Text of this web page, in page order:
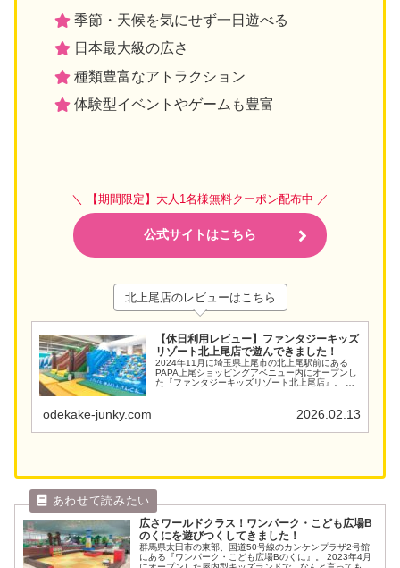
季節・天候を気にせず一日遊べる
日本最大級の広さ
種類豊富なアトラクション
体験型イベントやゲームも豊富
＼ 【期間限定】大人1名様無料クーポン配布中 ／
公式サイトはこちら
北上尾店のレビューはこちら
【休日利用レビュー】ファンタジーキッズ
リゾート北上尾店で遊んできました！
2024年11月に埼玉県上尾市の北上尾駅前にある
PAPA上尾ショッピングアベニュー内にオープンし
た『ファンタジーキッズリゾート北上尾店』。 全
odekake-junky.com 2026.02.13
広さワールドクラス！ワンパーク・こども広場B
のくにを遊びつくしてきました！
群馬県太田市の東部、国道50号線のカンケンプラザ2号館
にある『ワンパーク・こども広場Bのくに』。 2023年4月